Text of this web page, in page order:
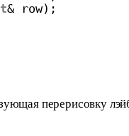
& row);
перерисовку